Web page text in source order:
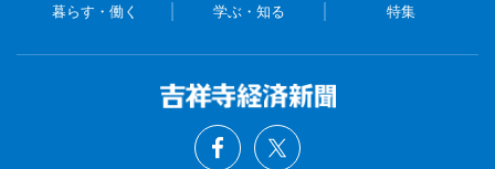
暮らす・働く 学ぶ・知る 特集